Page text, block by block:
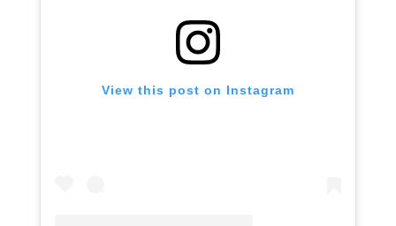
View this post on Instagram